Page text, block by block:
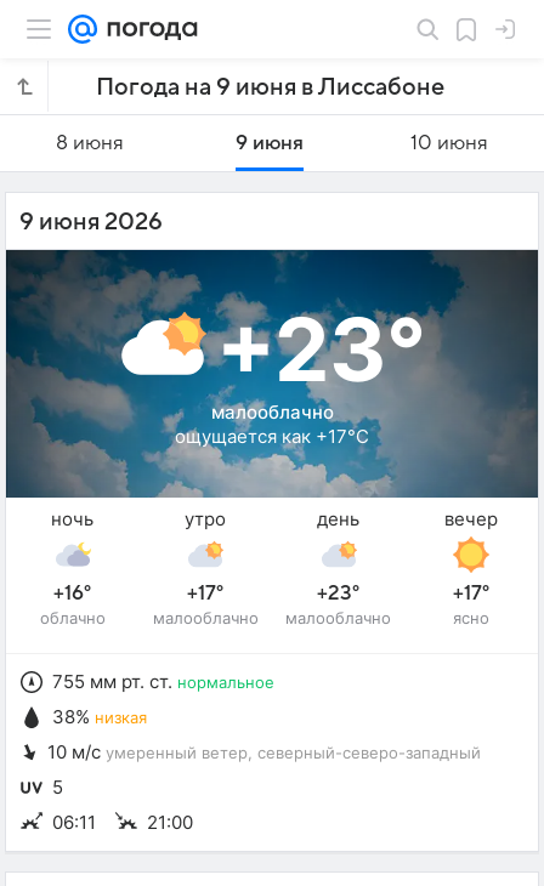
Погода на 9 июня в Лиссабоне
8 июня 9 июня 10 июня
9 июня 2026
+23°
малооблачно
ощущается как +17°C
ночь
+16°
облачно
утро
+17°
малооблачно
день
+23°
малооблачно
вечер
+17°
ясно
755 мм рт. ст. нормальное
38% низкая
10 м/с умеренный ветер , северный-северо-западный
5
06:11
21:00